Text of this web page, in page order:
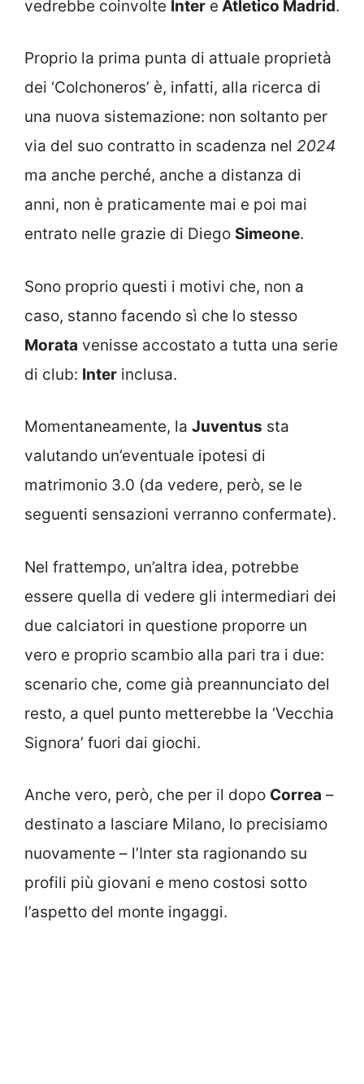
vedrebbe coinvolte Inter e Atletico Madrid.
Proprio la prima punta di attuale proprietà
dei ‘Colchoneros’ è, infatti, alla ricerca di
una nuova sistemazione: non soltanto per
via del suo contratto in scadenza nel 2024
ma anche perché, anche a distanza di
anni, non è praticamente mai e poi mai
entrato nelle grazie di Diego Simeone.
Sono proprio questi i motivi che, non a
caso, stanno facendo sì che lo stesso
Morata venisse accostato a tutta una serie
di club: Inter inclusa.
Momentaneamente, la Juventus sta
valutando un’eventuale ipotesi di
matrimonio 3.0 (da vedere, però, se le
seguenti sensazioni verranno confermate).
Nel frattempo, un’altra idea, potrebbe
essere quella di vedere gli intermediari dei
due calciatori in questione proporre un
vero e proprio scambio alla pari tra i due:
scenario che, come già preannunciato del
resto, a quel punto metterebbe la ‘Vecchia
Signora’ fuori dai giochi.
Anche vero, però, che per il dopo Correa –
destinato a lasciare Milano, lo precisiamo
nuovamente – l’Inter sta ragionando su
profili più giovani e meno costosi sotto
l’aspetto del monte ingaggi.